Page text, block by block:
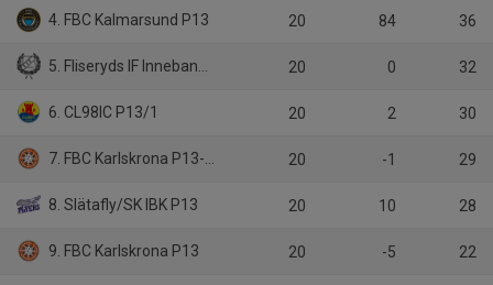
4. FBC Kalmarsund P13 20 84 36
5. Fliseryds IF Innebandy P12-13 20 0 32
6. CL98IC P13/1 20 2 30
7. FBC Karlskrona P13-14 20 -1 29
8. Slätafly/SK IBK P13 20 10 28
9. FBC Karlskrona P13 20 -5 22